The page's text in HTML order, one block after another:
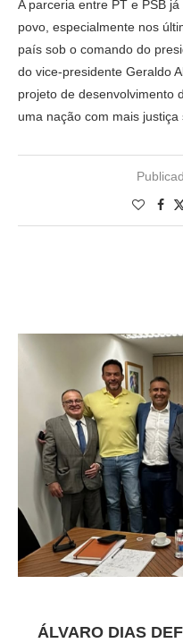
A parceria entre PT e PSB
povo, especialmente nos
país sob o comando do
do vice-presidente Geraldo
projeto de desenvolvimento
uma nação com mais
ÁLVARO DIAS